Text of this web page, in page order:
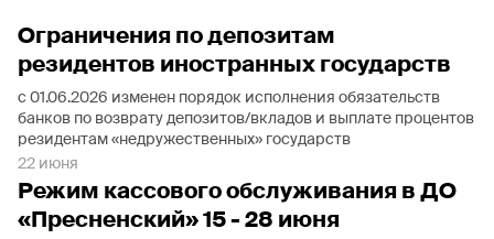
Ограничения по депозитам
резидентов иностранных государств
с 01.06.2026 изменен порядок исполнения обязательств
банков по возврату депозитов/вкладов и выплате процентов
резидентам «недружественных» государств
22 июня
Режим кассового обслуживания в ДО
«Пресненский» 15 - 28 июня